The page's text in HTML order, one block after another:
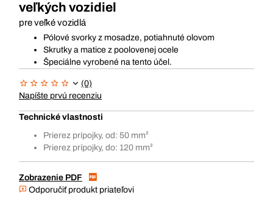
veľkých vozidiel
pre veľké vozidlá
Pólové svorky z mosadze, potiahnuté olovom
Skrutky a matice z poolovenej ocele
Špeciálne vyrobené na tento účel.
(0)
Napíšte prvú recenziu
Technické vlastnosti
Prierez prípojky, od: 50 mm²
Prierez prípojky, do: 120 mm²
Zobrazenie PDF
Odporučiť produkt priateľovi